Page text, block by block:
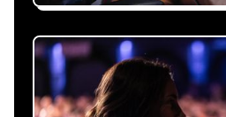
Recevez une
sous 24h
Expliquez-nous vos